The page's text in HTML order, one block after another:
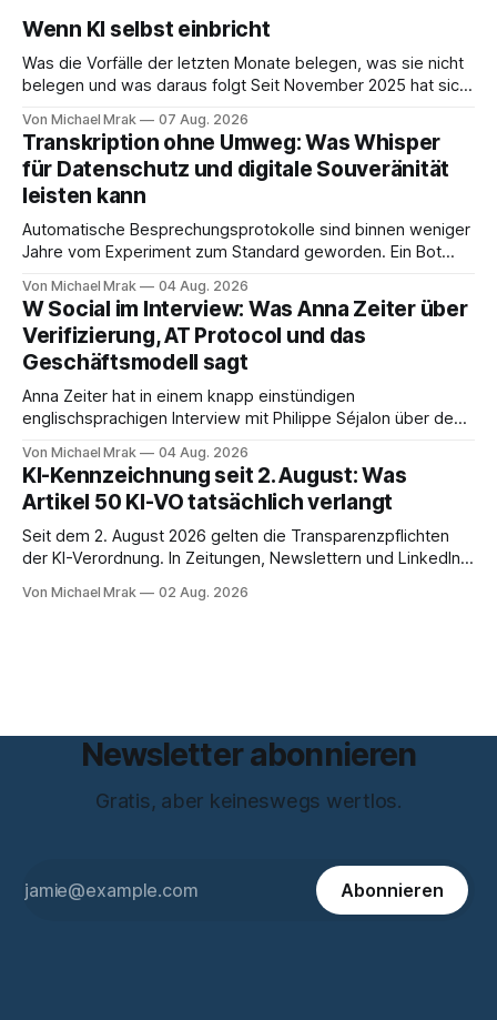
Wenn KI selbst einbricht
Was die Vorfälle der letzten Monate belegen, was sie nicht
belegen und was daraus folgt Seit November 2025 hat sich
KI-Systeme Angriffe nicht nur unterstützen, sondern
durchführen können. Sie können. Es gibt inzwischen genug
dokumentierte Fälle, um über Belege statt
Von Michael Mrak 07 Aug. 2026
Transkription ohne Umweg: Was Whisper
für Datenschutz und digitale Souveränität
leisten kann
Automatische Besprechungsprotokolle sind binnen weniger
Jahre vom Experiment zum Standard geworden. Ein Bot
Ende eine Zusammenfassung samt Aufgabenliste. Das
funktioniert gut. Die Frage, die regelmäßig untergeht, lautet:
Wo genau liegt das Audio, wer verarbeitet es und unter
welcher Rechtsgrundlage? Es gibt
Von Michael Mrak 04 Aug. 2026
W Social im Interview: Was Anna Zeiter über
Verifizierung, AT Protocol und das
Geschäftsmodell sagt
Anna Zeiter hat in einem knapp einstündigen
englischsprachigen Interview mit Philippe Séjalon über den
über zehn Jahre Datenschutzbeauftragte bei eBay und hat
zum Thema Meinungsfreiheit promoviert. Das Gespräch ist
inhaltlich dichter als die meisten Kurzinterviews zum Thema
und beantwortet einige Fragen,
Von Michael Mrak 04 Aug. 2026
KI-Kennzeichnung seit 2. August: Was
Artikel 50 KI-VO tatsächlich verlangt
Seit dem 2. August 2026 gelten die Transparenzpflichten
der KI-Verordnung. In Zeitungen, Newslettern und LinkedIn-
trotzdem falsch ist: Ab jetzt müsse alles gekennzeichnet
Von Michael Mrak 02 Aug. 2026
Newsletter abonnieren
Gratis, aber keineswegs wertlos.
Abonnieren